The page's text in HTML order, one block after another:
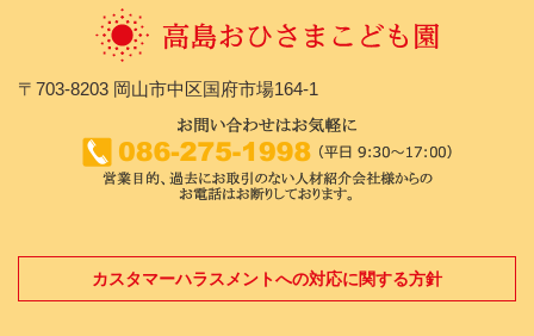
〒703-8203 岡山市中区国府市場164-1
カスタマーハラスメントへの対応に関する方針